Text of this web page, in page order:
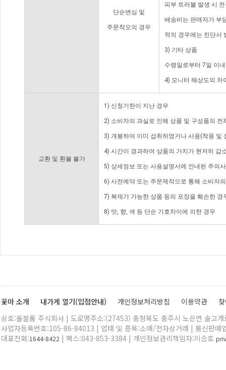
단순변심 및
주문착오의 경우
피부 트러블 발생 시
배송비는 판매자가 부
적의 경우에는 진단서
3) 기타 상품
수령일로부터 7일 이
4) 모니터 해상도의 차
교환 및 환불 불가
1) 신청기한이 지난 경우
2) 소비자의 과실로 인해 상품 및 구성품의
3) 개봉하여 이미 섭취하였거나 사용(착용 및
4) 시간이 경과하여 상품의 가치가 현저히 감
5) 상세정보 또는 사용설명서에 안내된 주의
6) 사전예약 또는 주문제작으로 통해 소비자
7) 복제가 가능한 상품 등의 포장을 훼손한 경
8) 맛, 향, 색 등 단순 기호차이에 의한 경우
꽃마 소개 내가게 열기(입점안내) 개인정보처리방침 이용약관
상호:올블룸 주식회사 | 도로명주소:(27453) 충청북도 충주시 노은면 솔고
사업자등록번호:105-86-84013 | 업태 및 종목:소매/전자상거래 | 통신판매
대표전화:1644-8422 | 팩스:043-853-3384 | 개인정보관리책임자:이승호